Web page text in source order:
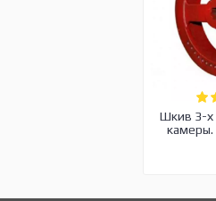
Шкив 3-х
камеры.